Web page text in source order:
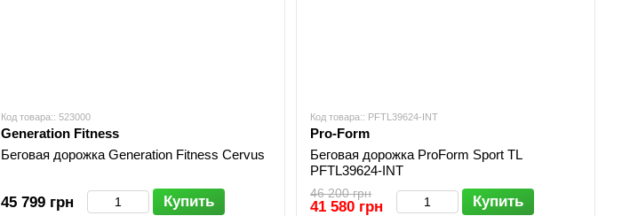
Код товара:: 523000
Generation Fitness
Беговая дорожка Generation Fitness Cervus
45 799 грн Купить
Код товара:: PFTL39624-INT
Pro-Form
Беговая дорожка ProForm Sport TL
PFTL39624-INT
46 200 грн
41 580 грн Купить